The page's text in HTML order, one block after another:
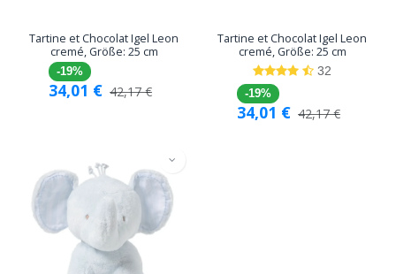
Tartine et Chocolat Igel Leon
cremé, Größe: 25 cm
-19%
34,01 € 42,17€
Tartine et Chocolat Igel Leon
cremé, Größe: 25 cm
32
-19%
34,01 € 42,17€